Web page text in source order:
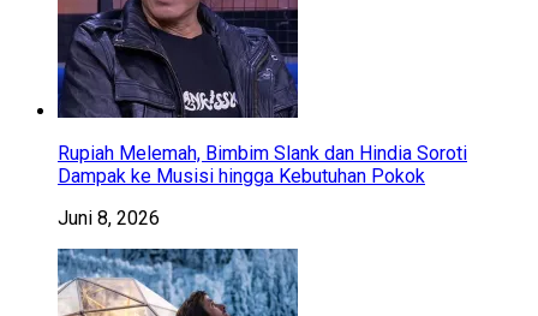
Rupiah Melemah, Bimbim Slank dan Hindia Soroti
Dampak ke Musisi hingga Kebutuhan Pokok
Juni 8, 2026